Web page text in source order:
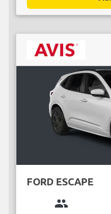
FORD ESCAPE
group